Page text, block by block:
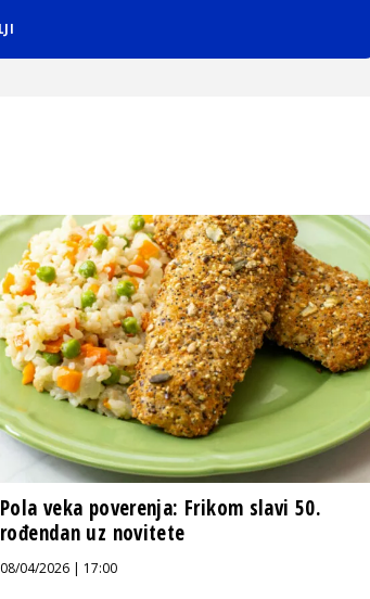
Pola veka poverenja: Frikom slavi 50.
rođendan uz novitete
08/04/2026 | 17:00